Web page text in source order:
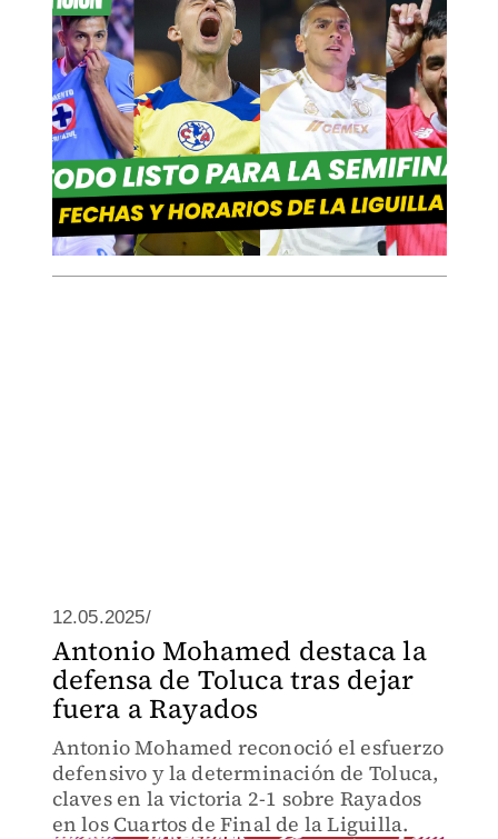
12.05.2025/
Antonio Mohamed destaca la
defensa de Toluca tras dejar
fuera a Rayados
Antonio Mohamed reconoció el esfuerzo
defensivo y la determinación de Toluca,
claves en la victoria 2-1 sobre Rayados
en los Cuartos de Final de la Liguilla.